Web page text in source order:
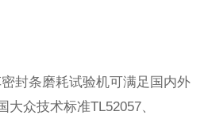
封条磨耗试验机可满足国内外
大众技术标准TL52057、